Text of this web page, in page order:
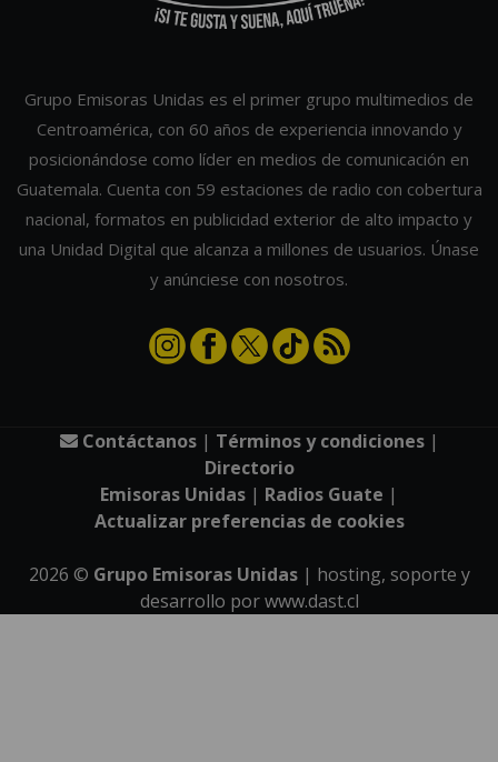
Grupo Emisoras Unidas es el primer grupo multimedios de
Centroamérica, con 60 años de experiencia innovando y
posicionándose como líder en medios de comunicación en
Guatemala. Cuenta con 59 estaciones de radio con cobertura
nacional, formatos en publicidad exterior de alto impacto y
una Unidad Digital que alcanza a millones de usuarios. Únase
y anúnciese con nosotros.
Contáctanos| Términos y condiciones|
Directorio
Emisoras Unidas | Radios Guate |
Actualizar preferencias de cookies
2026 © Grupo Emisoras Unidas| hosting, soporte y
desarrollo porwww.dast.cl